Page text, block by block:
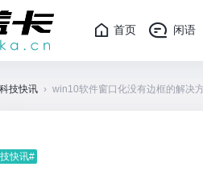
首页 闲语
科技快讯 › win10软件窗口化没有边框的解决
快讯#